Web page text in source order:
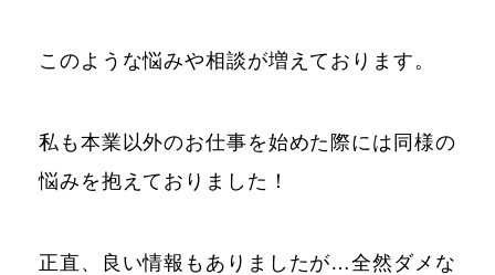
このような悩みや相談が増えております。
私も本業以外のお仕事を始めた際には同様の
悩みを抱えておりました！
正直、良い情報もありましたが…全然ダメな